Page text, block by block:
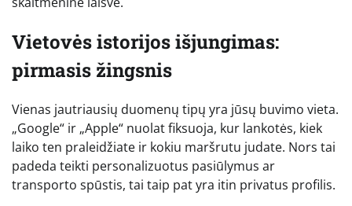
Vietovės istorijos išjungimas:
pirmasis žingsnis
Vienas jautriausių duomenų tipų yra jūsų buvimo vieta.
„Google“ ir „Apple“ nuolat fiksuoja, kur lankotės, kiek
laiko ten praleidžiate ir kokiu maršrutu judate. Nors tai
padeda teikti personalizuotus pasiūlymus ar
transporto spūstis, tai taip pat yra itin privatus profilis.